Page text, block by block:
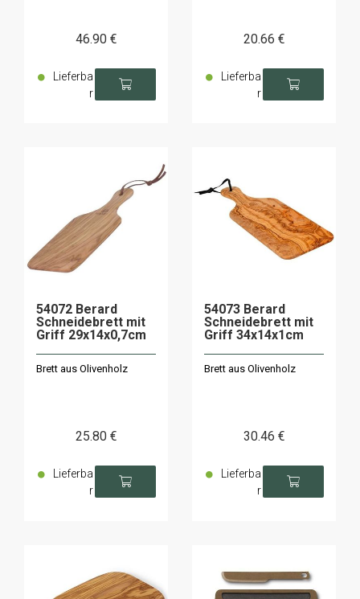
46.90 €
Lieferba
r
20.66 €
Lieferba
r
54072 Berard
Schneidebrett mit
Griff 29x14x0,7cm
Brett aus Olivenholz
25.80 €
Lieferba
r
54073 Berard
Schneidebrett mit
Griff 34x14x1cm
Brett aus Olivenholz
30.46 €
Lieferba
r